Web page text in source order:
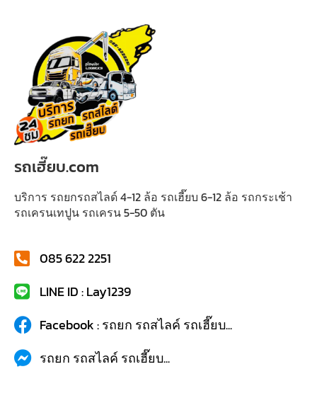
รถเฮี๊ยบ.com
บริการ รถยกรถสไลด์ 4-12 ล้อ รถเฮี๊ยบ 6-12 ล้อ รถกระเช้า
รถเครนเทปูน รถเครน 5-50 ตัน
085 622 2251
LINE ID : Lay1239
Facebook : รถยก รถสไลค์ รถเฮี๊ยบ...
รถยก รถสไลค์ รถเฮี๊ยบ...